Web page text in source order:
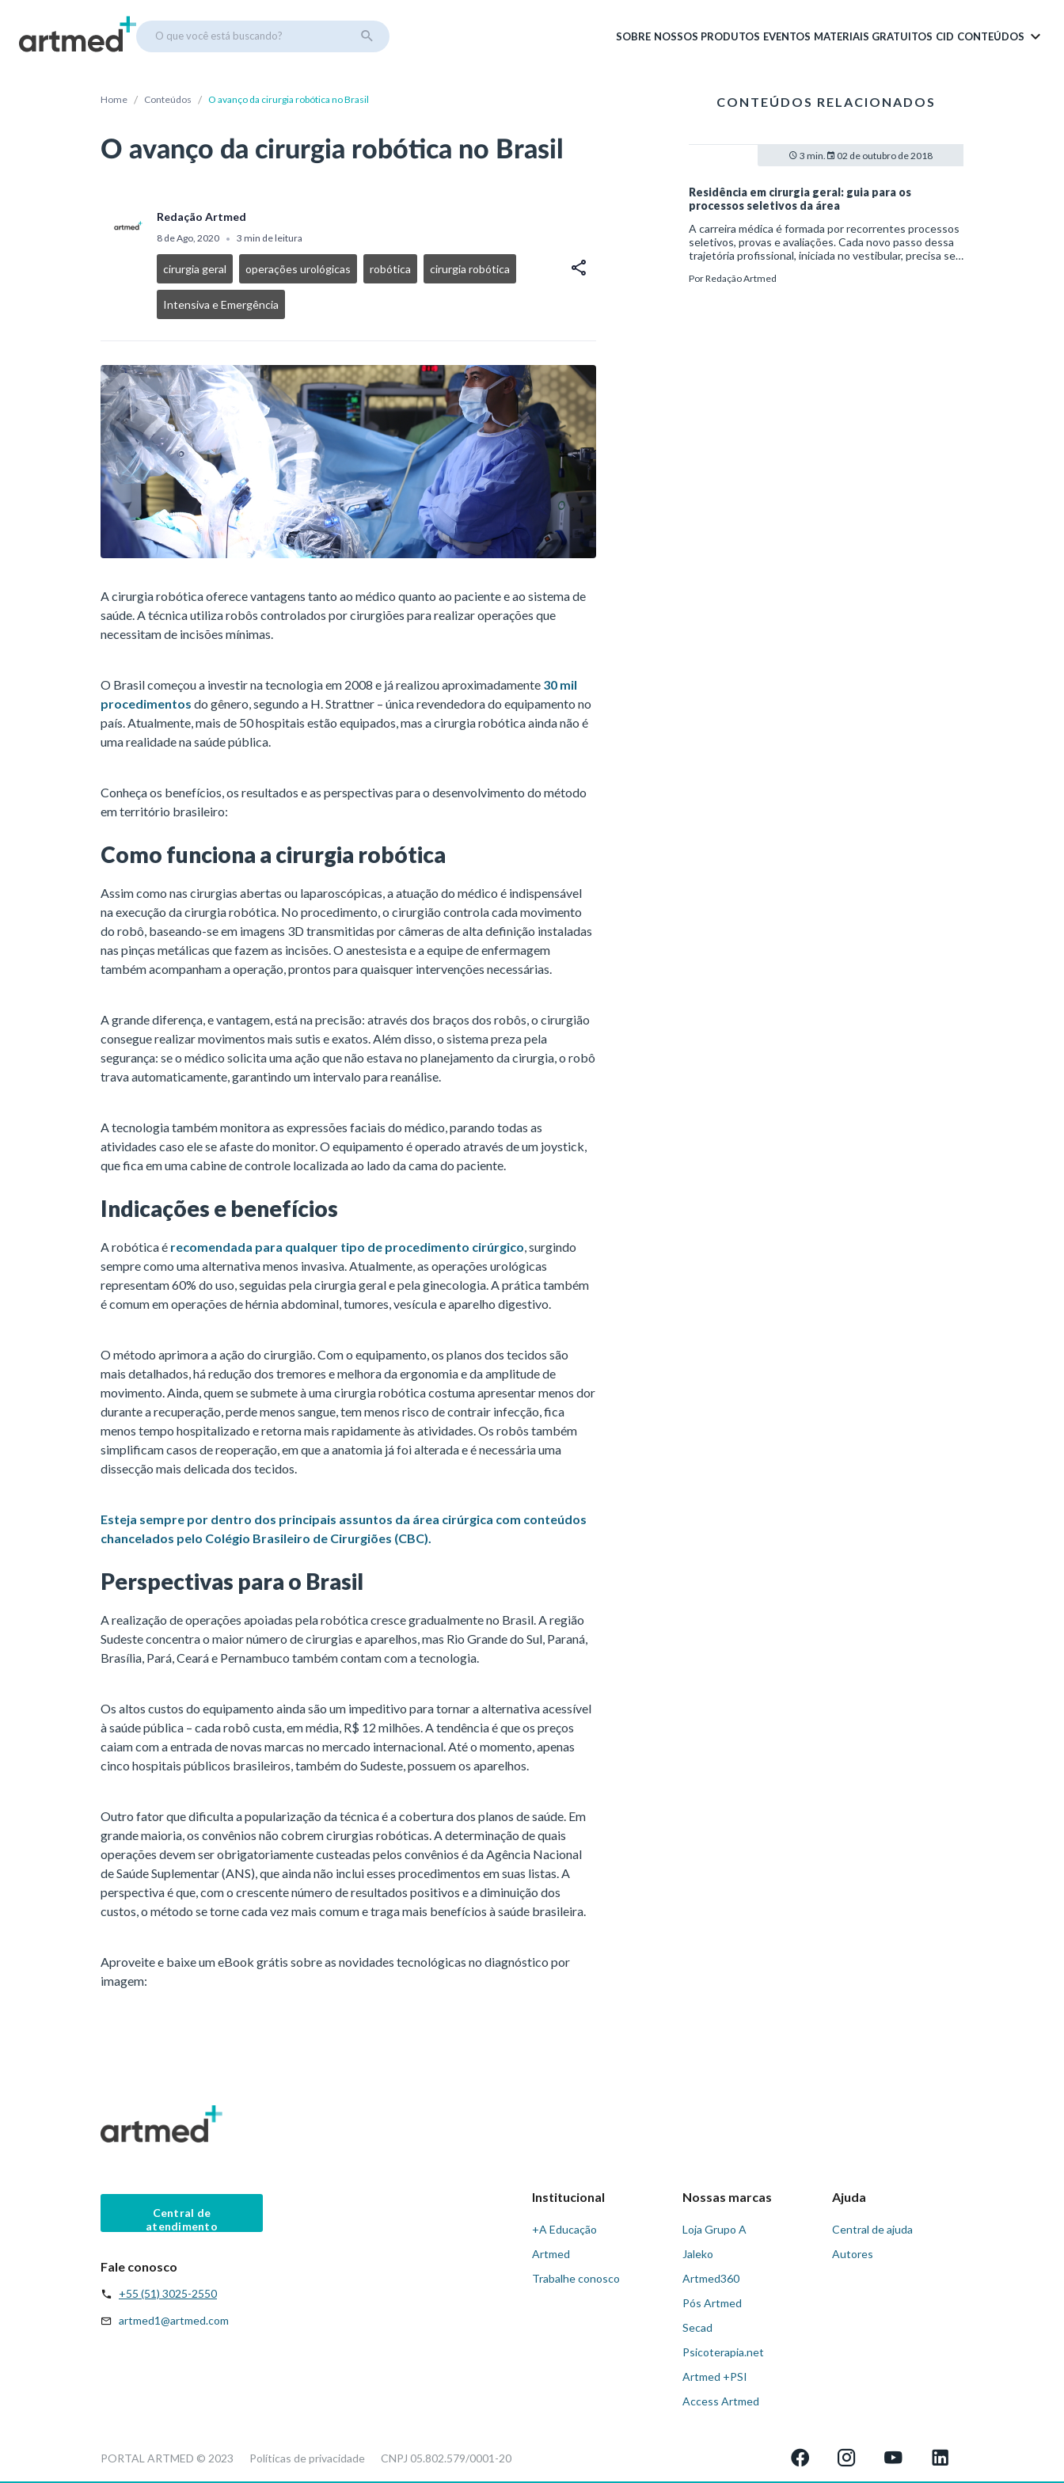
O que você está buscando? SOBRE NOSSOS PRODUTOS EVENTOS MATERIAIS GRATUITOS CID CONTEÚDOS
Home / Conteúdos / O avanço da cirurgia robótica no Brasil
O avanço da cirurgia robótica no Brasil
Redação Artmed
8 de Ago, 2020 • 3 min de leitura
cirurgia geral operações urológicas robótica cirurgia robótica
Intensiva e Emergência
A cirurgia robótica oferece vantagens tanto ao médico quanto ao paciente e ao sistema de
saúde. A técnica utiliza robôs controlados por cirurgiões para realizar operações que
necessitam de incisões mínimas.
O Brasil começou a investir na tecnologia em 2008 e já realizou aproximadamente 30 mil
procedimentos do gênero, segundo a H. Strattner – única revendedora do equipamento no
país. Atualmente, mais de 50 hospitais estão equipados, mas a cirurgia robótica ainda não é
uma realidade na saúde pública.
Conheça os benefícios, os resultados e as perspectivas para o desenvolvimento do método
em território brasileiro:
Como funciona a cirurgia robótica
Assim como nas cirurgias abertas ou laparoscópicas, a atuação do médico é indispensável
na execução da cirurgia robótica. No procedimento, o cirurgião controla cada movimento
do robô, baseando-se em imagens 3D transmitidas por câmeras de alta definição instaladas
nas pinças metálicas que fazem as incisões. O anestesista e a equipe de enfermagem
também acompanham a operação, prontos para quaisquer intervenções necessárias.
A grande diferença, e vantagem, está na precisão: através dos braços dos robôs, o cirurgião
consegue realizar movimentos mais sutis e exatos. Além disso, o sistema preza pela
segurança: se o médico solicita uma ação que não estava no planejamento da cirurgia, o robô
trava automaticamente, garantindo um intervalo para reanálise.
A tecnologia também monitora as expressões faciais do médico, parando todas as
atividades caso ele se afaste do monitor. O equipamento é operado através de um joystick,
que fica em uma cabine de controle localizada ao lado da cama do paciente.
Indicações e benefícios
A robótica é recomendada para qualquer tipo de procedimento cirúrgico, surgindo
sempre como uma alternativa menos invasiva. Atualmente, as operações urológicas
representam 60% do uso, seguidas pela cirurgia geral e pela ginecologia. A prática também
é comum em operações de hérnia abdominal, tumores, vesícula e aparelho digestivo.
O método aprimora a ação do cirurgião. Com o equipamento, os planos dos tecidos são
mais detalhados, há redução dos tremores e melhora da ergonomia e da amplitude de
movimento. Ainda, quem se submete à uma cirurgia robótica costuma apresentar menos dor
durante a recuperação, perde menos sangue, tem menos risco de contrair infecção, fica
menos tempo hospitalizado e retorna mais rapidamente às atividades. Os robôs também
simplificam casos de reoperação, em que a anatomia já foi alterada e é necessária uma
dissecção mais delicada dos tecidos.
Esteja sempre por dentro dos principais assuntos da área cirúrgica com conteúdos
chancelados pelo Colégio Brasileiro de Cirurgiões (CBC).
Perspectivas para o Brasil
A realização de operações apoiadas pela robótica cresce gradualmente no Brasil. A região
Sudeste concentra o maior número de cirurgias e aparelhos, mas Rio Grande do Sul, Paraná,
Brasília, Pará, Ceará e Pernambuco também contam com a tecnologia.
Os altos custos do equipamento ainda são um impeditivo para tornar a alternativa acessível
à saúde pública – cada robô custa, em média, R$ 12 milhões. A tendência é que os preços
caiam com a entrada de novas marcas no mercado internacional. Até o momento, apenas
cinco hospitais públicos brasileiros, também do Sudeste, possuem os aparelhos.
Outro fator que dificulta a popularização da técnica é a cobertura dos planos de saúde. Em
grande maioria, os convênios não cobrem cirurgias robóticas. A determinação de quais
operações devem ser obrigatoriamente custeadas pelos convênios é da Agência Nacional
de Saúde Suplementar (ANS), que ainda não inclui esses procedimentos em suas listas. A
perspectiva é que, com o crescente número de resultados positivos e a diminuição dos
custos, o método se torne cada vez mais comum e traga mais benefícios à saúde brasileira.
Aproveite e baixe um eBook grátis sobre as novidades tecnológicas no diagnóstico por
imagem:
CONTEÚDOS RELACIONADOS
3 min. 02 de outubro de 2018
Residência em cirurgia geral: guia para os
processos seletivos da área
A carreira médica é formada por recorrentes processos
seletivos, provas e avaliações. Cada novo passo dessa
trajetória profissional, iniciada no vestibular, precisa ser
cirurgia geral, assim como as outras especialidades, tem
PorRedação Artmed
Central de
atendimento
Fale conosco
+55 (51) 3025-2550
artmed1@artmed.com
Institucional
+A Educação
Artmed
Trabalhe conosco
Nossas marcas
Loja Grupo A
Jaleko
Artmed360
Pós Artmed
Secad
Psicoterapia.net
Artmed +PSI
Access Artmed
Ajuda
Central de ajuda
Autores
PORTAL ARTMED © 2023 Políticas de privacidade CNPJ 05.802.579/0001-20